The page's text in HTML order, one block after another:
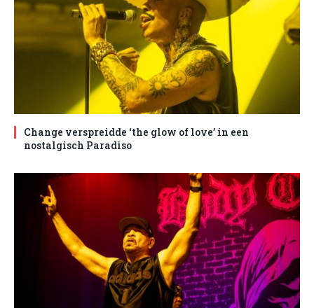
Change verspreidde ‘the glow of love’ in een
nostalgisch Paradiso